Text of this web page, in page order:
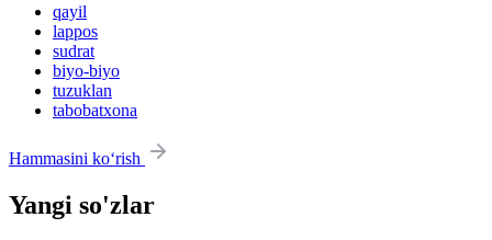
qayil
lappos
sudrat
biyo-biyo
tuzuklan
tabobatxona
Hammasini ko‘rish
Yangi so'zlar